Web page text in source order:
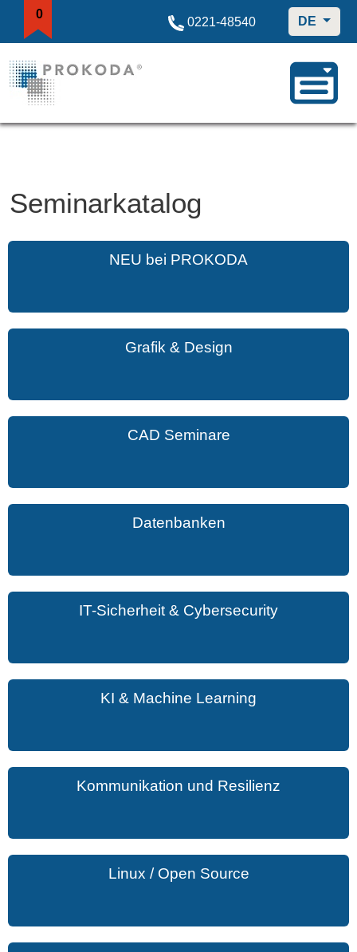
0
0221-48540 DE
Seminarkatalog
NEU bei PROKODA
Grafik & Design
CAD Seminare
Datenbanken
IT-Sicherheit & Cybersecurity
KI & Machine Learning
Kommunikation und Resilienz
Linux / Open Source